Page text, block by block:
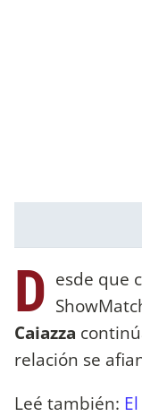
D esde que
Caiazza
relación se
Leé también: